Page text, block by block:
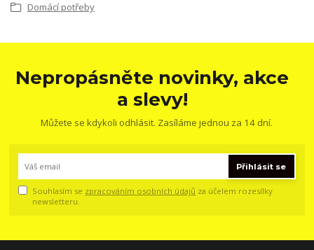
Domácí potřeby
Nepropásněte novinky, akce
a slevy!
Můžete se kdykoli odhlásit. Zasíláme jednou za 14 dní.
Přihlásit se
Souhlasím se zpracováním osobních údajů za účelem rozesílky
newsletteru.